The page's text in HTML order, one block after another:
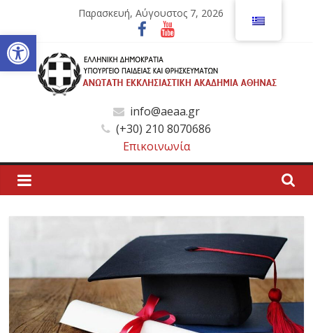
Ανοίξτε τη γραμμή εργαλείων
περιεχόμενο
Παρασκευή, Αύγουστος 7, 2026
Ανώτατη
Εκκλησιαστική
Ακαδημία
Αθηνών
Ανώτατη
Εκκλησιαστική
Ακαδημία
Αθηνών
info@aeaa.gr
(+30) 210 8070686
Επικοινωνία